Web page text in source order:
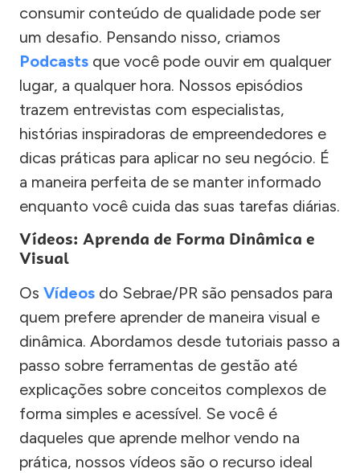
consumir conteúdo de qualidade pode ser
um desafio. Pensando nisso, criamos
Podcasts que você pode ouvir em qualquer
lugar, a qualquer hora. Nossos episódios
trazem entrevistas com especialistas,
histórias inspiradoras de empreendedores e
dicas práticas para aplicar no seu negócio. É
a maneira perfeita de se manter informado
enquanto você cuida das suas tarefas diárias.
Vídeos: Aprenda de Forma Dinâmica e
Visual
Os Vídeos do Sebrae/PR são pensados para
quem prefere aprender de maneira visual e
dinâmica. Abordamos desde tutoriais passo a
passo sobre ferramentas de gestão até
explicações sobre conceitos complexos de
forma simples e acessível. Se você é
daqueles que aprende melhor vendo na
prática, nossos vídeos são o recurso ideal